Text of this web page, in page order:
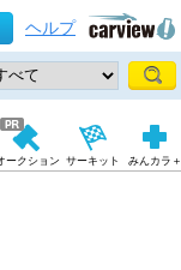
ヘルプ
ークション サーキット みんカラ＋